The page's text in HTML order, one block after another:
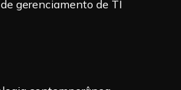
gerenciamento de TI